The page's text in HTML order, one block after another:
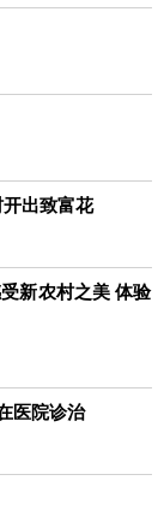
开出致富花
新农村之美 体验
医院诊治